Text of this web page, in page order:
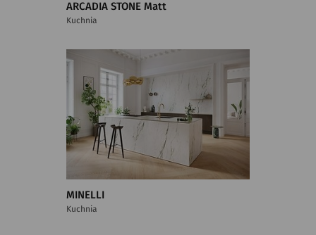
ARCADIA STONE Matt
Kuchnia
MINELLI
Kuchnia